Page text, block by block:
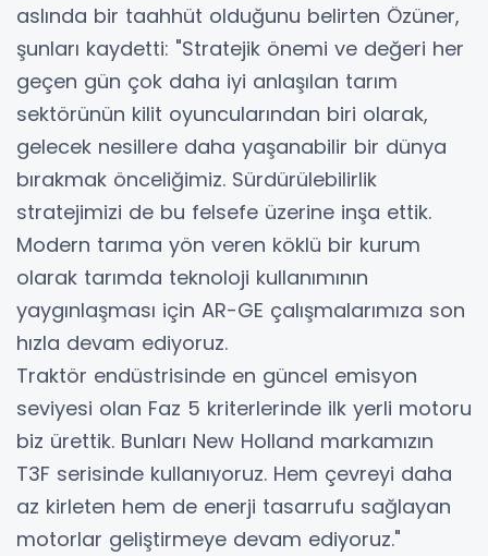
aslında bir taahhüt olduğunu belirten Özüner,
şunları kaydetti: "Stratejik önemi ve değeri her
geçen gün çok daha iyi anlaşılan tarım
sektörünün kilit oyuncularından biri olarak,
gelecek nesillere daha yaşanabilir bir dünya
bırakmak önceliğimiz. Sürdürülebilirlik
stratejimizi de bu felsefe üzerine inşa ettik.
Modern tarıma yön veren köklü bir kurum
olarak tarımda teknoloji kullanımının
yaygınlaşması için AR-GE çalışmalarımıza son
hızla devam ediyoruz.
Traktör endüstrisinde en güncel emisyon
seviyesi olan Faz 5 kriterlerinde ilk yerli motoru
biz ürettik. Bunları New Holland markamızın
T3F serisinde kullanıyoruz. Hem çevreyi daha
az kirleten hem de enerji tasarrufu sağlayan
motorlar geliştirmeye devam ediyoruz."